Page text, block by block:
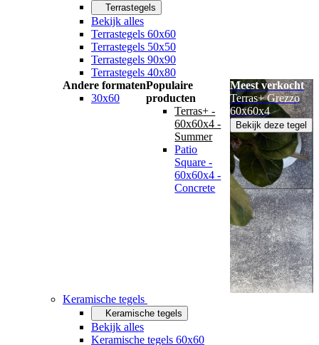
Terrastegels
Bekijk alles
Terrastegels 60x60
Terrastegels 50x50
Terrastegels 90x90
Terrastegels 40x80
Andere formaten
30x60
Populaire
producten
Terras+ -
60x60x4 -
Summer
Patio
Square -
60x60x4 -
Concrete
Meest verkocht
Terras+ Grezzo
60x60x4
Bekijk deze tegel
Keramische tegels
Keramische tegels
Bekijk alles
Keramische tegels 60x60